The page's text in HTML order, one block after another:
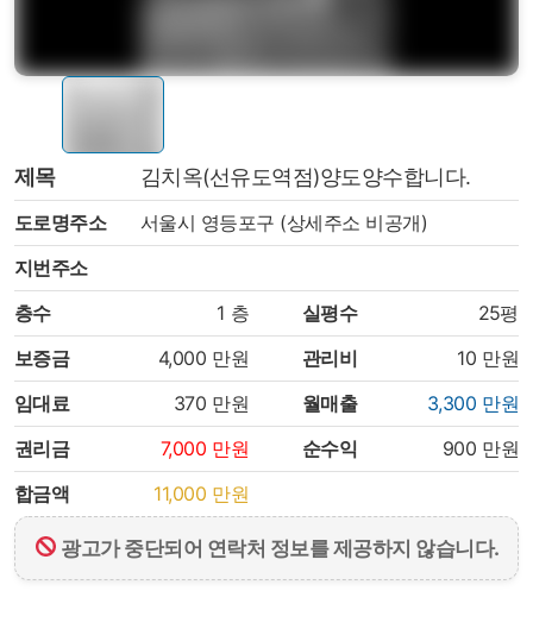
제목 김치옥(선유도역점)양도양수합니다.
도로명주소
서울시 영등포구 (상세주소 비공개)
지번주소
층수
1 층 실평수
25평
보증금
4,000 만원 관리비 10 만원
임대료
370 만원 월매출 3,300 만원
권리금
7,000 만원 순수익 900 만원
합금액
11,000 만원
광고가 중단되어 연락처 정보를 제공하지 않습니다.